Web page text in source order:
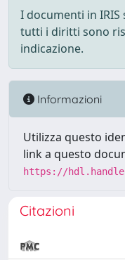
I documenti in
tutti i diritti sono
indicazione.
Informazioni
Utilizza questo
link a questo
https://
Citazioni